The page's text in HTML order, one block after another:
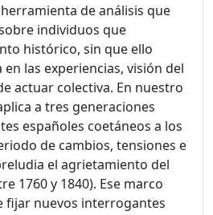
de análisis que
individuos que
histórico, sin que ello
las experiencias, visión del
actuar colectiva. En nuestro
a tres generaciones
españoles coetáneos a los
de cambios, tensiones e
el agrietamiento del
1760 y 1840). Ese marco
fijar nuevos interrogantes